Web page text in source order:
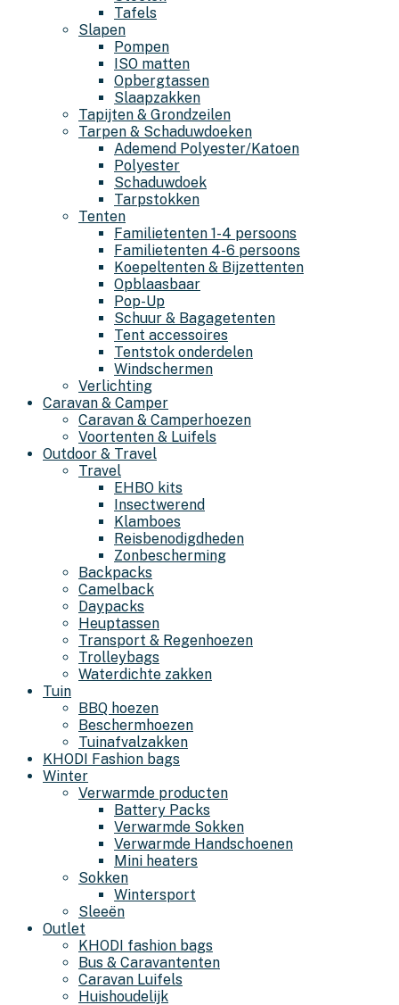
Tafels
Slapen
Pompen
ISO matten
Opbergtassen
Slaapzakken
Tapijten & Grondzeilen
Tarpen & Schaduwdoeken
Ademend Polyester/Katoen
Polyester
Schaduwdoek
Tarpstokken
Tenten
Familietenten 1-4 persoons
Familietenten 4-6 persoons
Koepeltenten & Bijzettenten
Opblaasbaar
Pop-Up
Schuur & Bagagetenten
Tent accessoires
Tentstok onderdelen
Windschermen
Verlichting
Caravan & Camper
Caravan & Camperhoezen
Voortenten & Luifels
Outdoor & Travel
Travel
EHBO kits
Insectwerend
Klamboes
Reisbenodigdheden
Zonbescherming
Backpacks
Camelback
Daypacks
Heuptassen
Transport & Regenhoezen
Trolleybags
Waterdichte zakken
Tuin
BBQ hoezen
Beschermhoezen
Tuinafvalzakken
KHODI Fashion bags
Winter
Verwarmde producten
Battery Packs
Verwarmde Sokken
Verwarmde Handschoenen
Mini heaters
Sokken
Wintersport
Sleeën
Outlet
KHODI fashion bags
Bus & Caravantenten
Caravan Luifels
Huishoudelijk